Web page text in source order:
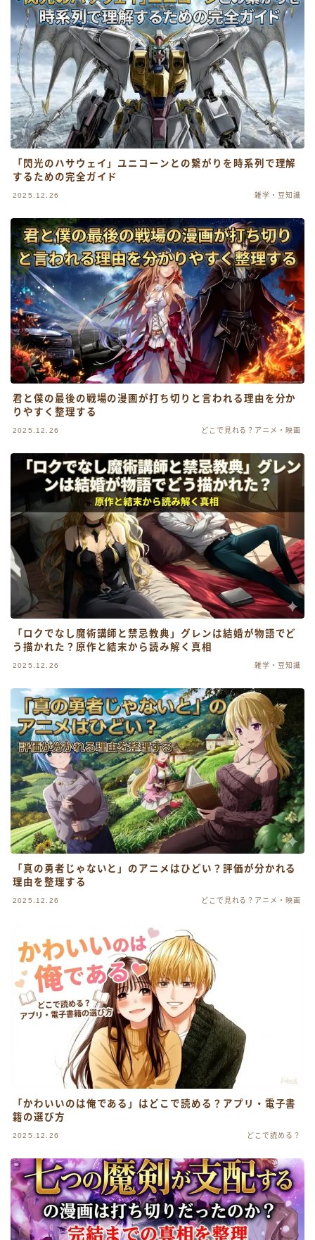
「閃光のハサウェイ」ユニコーンとの繋がりを時系列で理解
するための完全ガイド
2025.12.26 雑学・豆知識
君と僕の最後の戦場の漫画が打ち切りと言われる理由を分か
りやすく整理する
2025.12.26 どこで見れる？アニメ・映画
「ロクでなし魔術講師と禁忌教典」グレンは結婚が物語でど
う描かれた？原作と結末から読み解く真相
2025.12.26 雑学・豆知識
「真の勇者じゃないと」のアニメはひどい？評価が分かれる
理由を整理する
2025.12.26 どこで見れる？アニメ・映画
「かわいいのは俺である」はどこで読める？アプリ・電子書
籍の選び方
2025.12.26 どこで読める？